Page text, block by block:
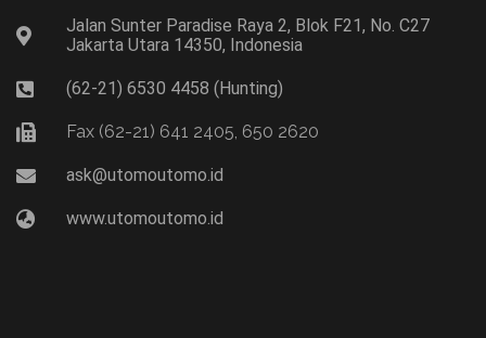
Jalan Sunter Paradise Raya 2, Blok F21, No. C27
Jakarta Utara 14350, Indonesia
(62-21) 6530 4458 (Hunting)
Fax (62-21) 641 2405, 650 2620
ask@utomoutomo.id
www.utomoutomo.id